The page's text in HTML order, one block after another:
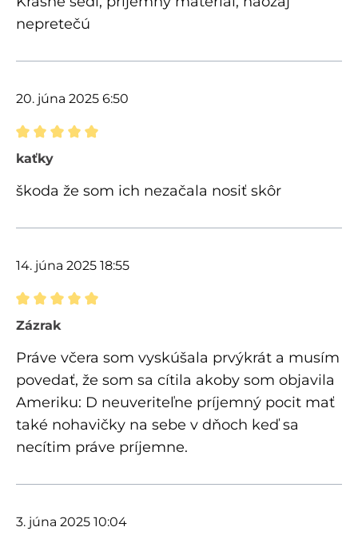
nepretečú
20. júna 2025 6:50
Recenzia s hodnotením 5 z 5 hviezdičiek
kaťky
škoda že som ich nezačala nosiť skôr
14. júna 2025 18:55
Recenzia s hodnotením 5 z 5 hviezdičiek
Zázrak
Práve včera som vyskúšala prvýkrát a musím
povedať, že som sa cítila akoby som objavila
Ameriku: D neuveriteľne príjemný pocit mať
také nohavičky na sebe v dňoch keď sa
necítim práve príjemne.
3. júna 2025 10:04